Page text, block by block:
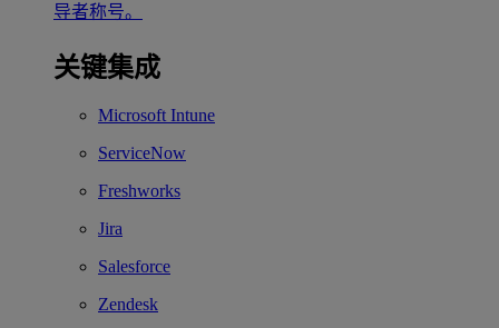
导者称号。
关键集成
Microsoft Intune
ServiceNow
Freshworks
Jira
Salesforce
Zendesk